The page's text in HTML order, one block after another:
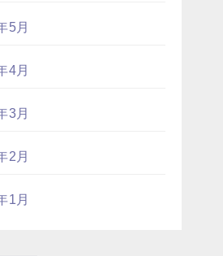
5月
4月
3月
2月
1月